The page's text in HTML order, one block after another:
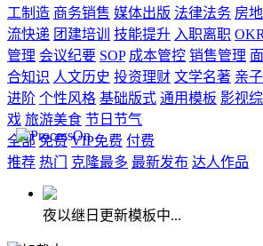
工制造 商务销售 媒体出版 法律法务 房
流快递 团建培训 技能提升 入职离职
管理 会议纪要 SOP 成本管控 销售管理
合知识 人文历史 投资理财 文学名著 亲
进阶 个性风格 基础版式 通用模板 影视
戏 旅游美食 节日节气
全部 免费 VIP免费 付费
推荐 热门 克隆最多 最新发布 达人作品
夜以继日更新模板中...